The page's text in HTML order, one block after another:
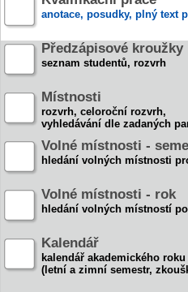
anotace, posudky, plný text
Předzápisové kroužky
seznam studentů, rozvrh
Místnosti
rozvrh, celoroční rozvrh,
vyhledávání dle zadaných
Volné místnosti -
hledání volných místnosti
Volné místnosti - rok
hledání volných místností
Kalendář
kalendář akademického roku
(letní a zimní semestr,